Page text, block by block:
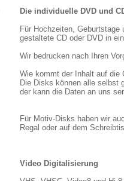
Die individuelle DVD und
Für Hochzeiten,
gestaltete CD oder DVD in
Wir bedrucken nach Ihren
Wie kommt der Inhalt auf die
Die Disks können alle selbst
der kann die Daten an uns
Für Motiv-Disks haben wir
Regal oder auf dem
Video Digitalisierung